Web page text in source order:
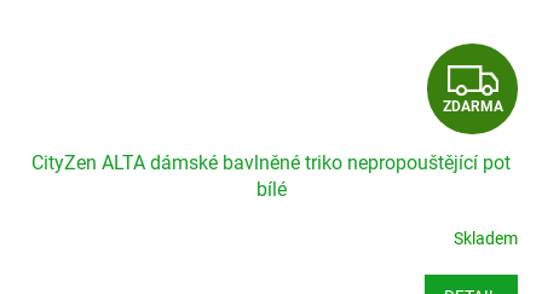
Z
D
A
R
M
ZDARMA
CityZen ALTA dámské bavlněné triko nepropouštějící pot
bílé
Skladem